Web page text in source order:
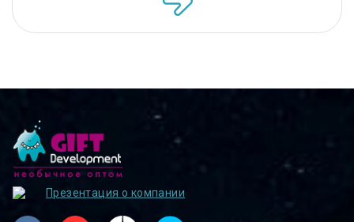
Презентация о компании